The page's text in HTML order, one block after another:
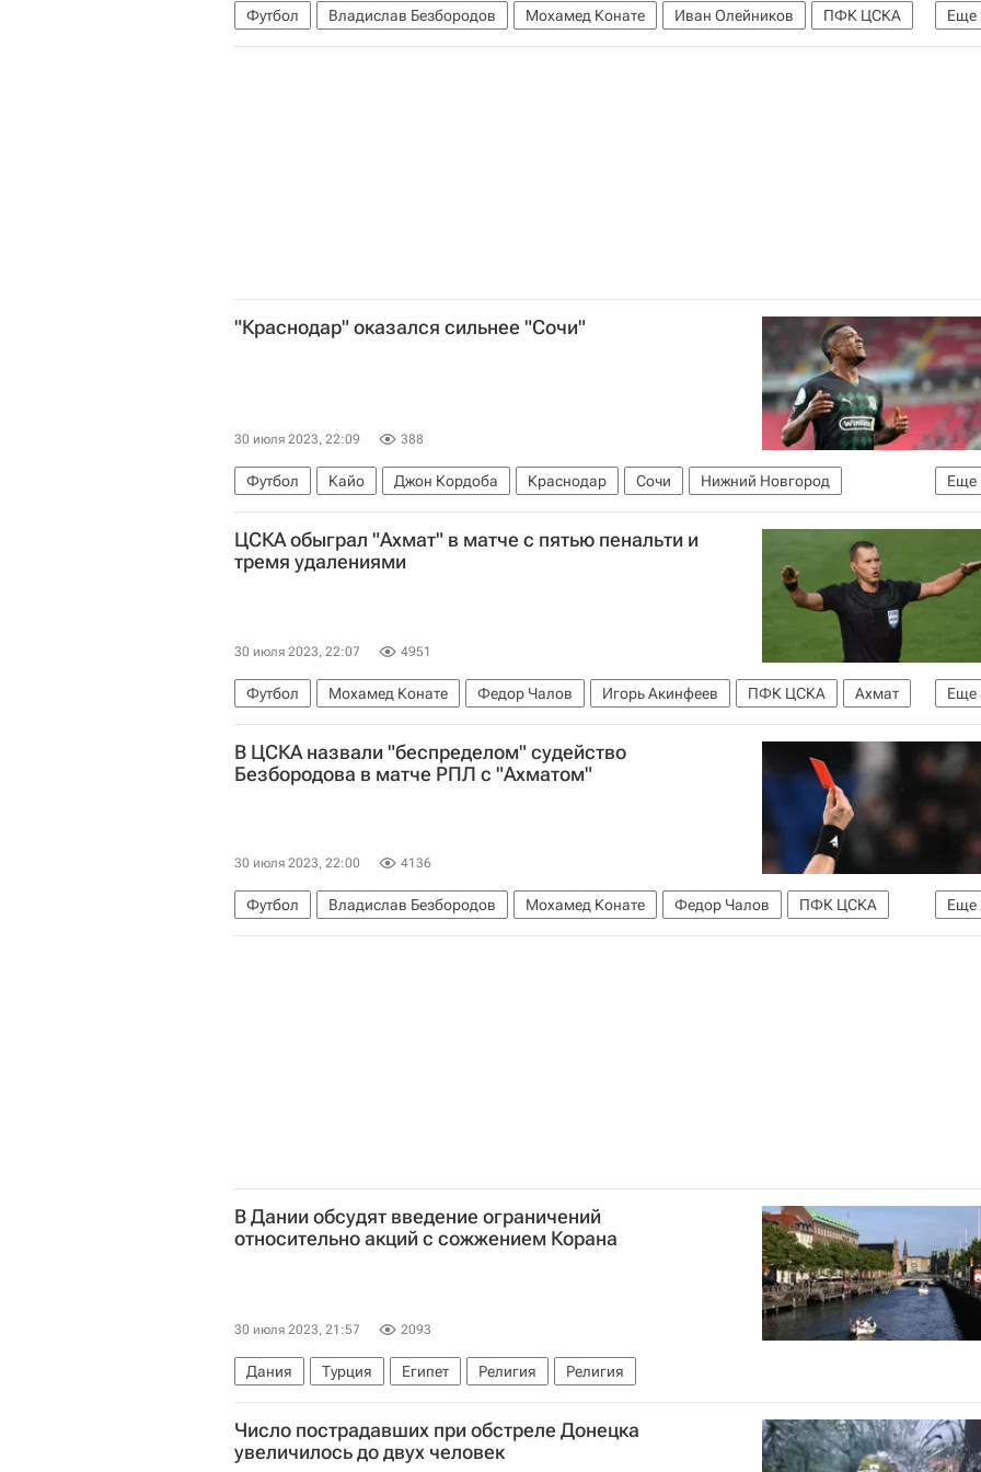
Еще
Футбол Владислав Безбородов Мохамед Конате Иван Олейников
ПФК ЦСКА
Ахмат
РПЛ 2026-2027 (Чемпионат России по футболу)
"Краснодар" оказался сильнее "Сочи"
30 июля 2023, 22:09 388
Еще
Футбол Кайо Джон Кордоба Краснодар Сочи
Нижний Новгород
РПЛ 2026-2027 (Чемпионат России по футболу)
ЦСКА обыграл "Ахмат" в матче с пятью пенальти и
тремя удалениями
30 июля 2023, 22:07 4951
Еще
Футбол Мохамед Конате Федор Чалов Игорь Акинфеев ПФК ЦСКА
Ахмат
Локомотив (Москва)
РПЛ 2026-2027 (Чемпионат России по футболу) Анжи
В ЦСКА назвали "беспределом" судейство
Безбородова в матче РПЛ с "Ахматом"
30 июля 2023, 22:00 4136
Еще
Футбол Владислав Безбородов Мохамед Конате Федор Чалов
ПФК ЦСКА
Ахмат
РПЛ 2026-2027 (Чемпионат России по футболу)
В Дании обсудят введение ограничений
относительно акций с сожжением Корана
30 июля 2023, 21:57 2093
Дания Турция Египет Религия Религия
Число пострадавших при обстреле Донецка
увеличилось до двух человек